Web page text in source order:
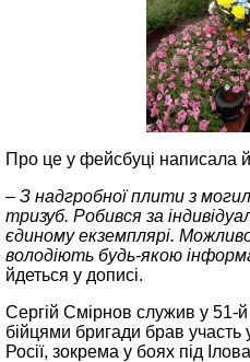
Про це у фейсбуці написала
– З надгробної плити з
тризуб. Робився за
єдиному екземплярі.
володіють будь-якою
йдеться у дописі.
Сергій Смірнов служив у 51-
бійцями бригади брав участь у
Росії, зокрема у боях під